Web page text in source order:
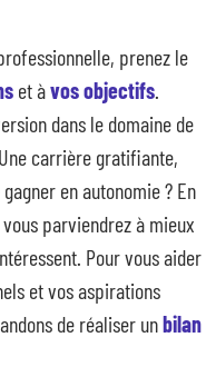
prenez le
et àvos objectifs
dans le domaine de
carrière gratifiante,
gagner en autonomie ? En
parviendrez à mieux
Pour vous aider
et vos aspirations
de réaliser unbilan